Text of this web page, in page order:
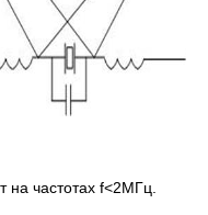
частотах f<2МГц.